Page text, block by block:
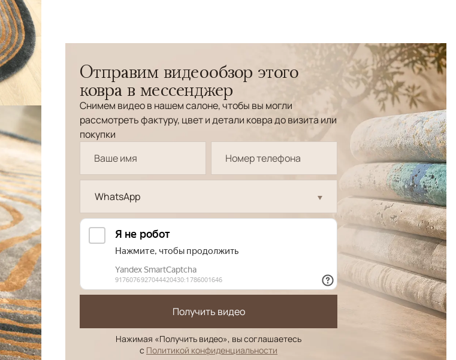
Отправим видеообзор этого
ковра в мессенджер
Снимем видео в нашем салоне, чтобы вы могли
рассмотреть фактуру, цвет и детали ковра до визита или
покупки
WhatsApp
Получить видео
Нажимая «Получить видео», вы соглашаетесь
с Политикой конфиденциальности